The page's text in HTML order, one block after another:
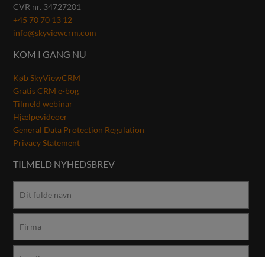
CVR nr. 34727201
+45 70 70 13 12
info@skyviewcrm.com
KOM I GANG NU
Køb SkyViewCRM
Gratis CRM e-bog
Tilmeld webinar
Hjælpevideoer
General Data Protection Regulation
Privacy Statement
TILMELD NYHEDSBREV